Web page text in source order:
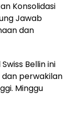
Konsolidasi
Jawab
dan
Bellin ini
perwakilan
Minggu